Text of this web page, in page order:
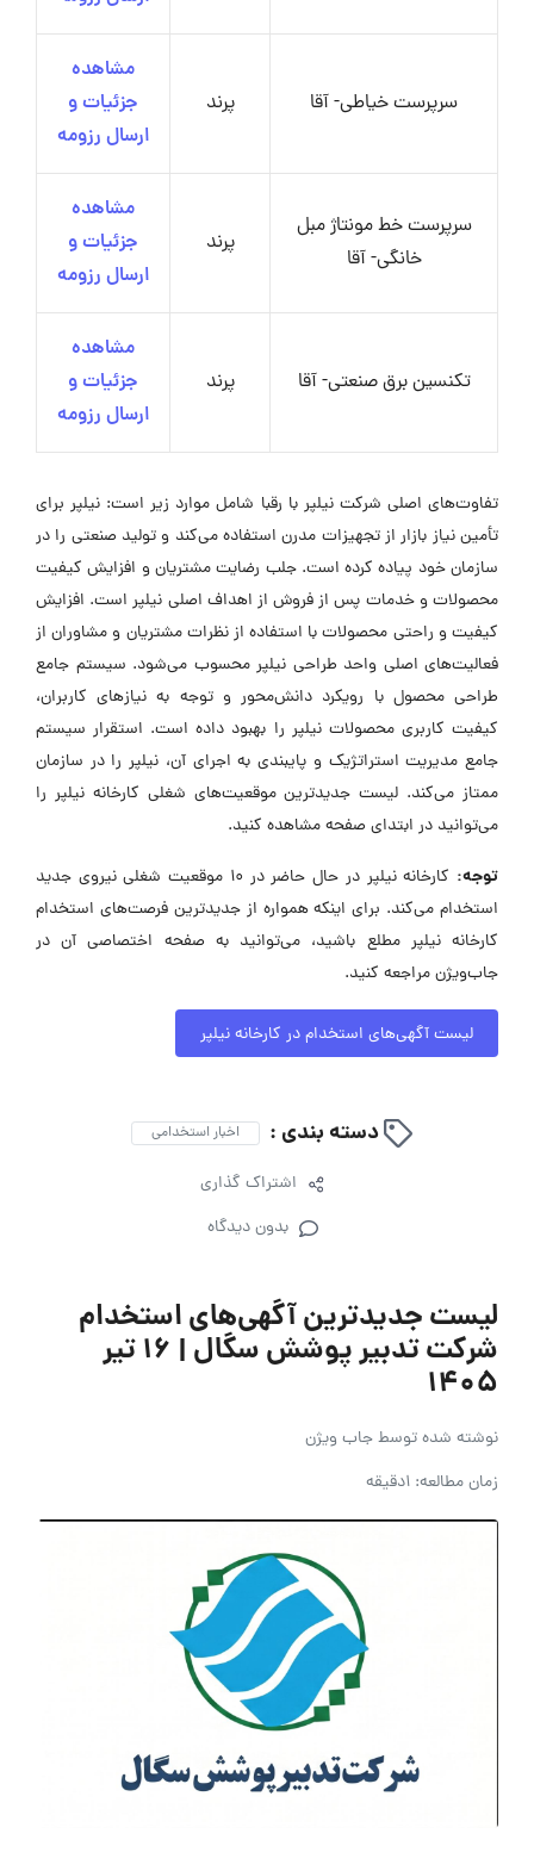
سرپرست خیاطی- آقا پرند
مشاهده
جزئیات و
ارسال رزومه
سرپرست خط مونتاژ مبل
خانگی- آقا
پرند
مشاهده
جزئیات و
ارسال رزومه
تکنسین برق صنعتی- آقا پرند
مشاهده
جزئیات و
ارسال رزومه
تفاوت‌های اصلی شرکت نیلپر با رقبا شامل موارد زیر است: نیلپر برای
تأمین نیاز بازار از تجهیزات مدرن استفاده می‌کند و تولید صنعتی را در
سازمان خود پیاده کرده است. جلب رضایت مشتریان و افزایش کیفیت
محصولات و خدمات پس از فروش از اهداف اصلی نیلپر است. افزایش
کیفیت و راحتی محصولات با استفاده از نظرات مشتریان و مشاوران از
فعالیت‌های اصلی واحد طراحی نیلپر محسوب می‌شود. سیستم جامع
طراحی محصول با رویکرد دانش‌محور و توجه به نیازهای کاربران،
کیفیت کاربری محصولات نیلپر را بهبود داده است. استقرار سیستم
جامع مدیریت استراتژیک و پایبندی به اجرای آن، نیلپر را در سازمان
ممتاز می‌کند. لیست جدیدترین موقعیت‌های شغلی کارخانه نیلپر را
می‌توانید در ابتدای صفحه مشاهده کنید.
توجه:
کارخانه نیلپر در حال حاضر در ۱۰ موقعیت شغلی نیروی جدید
استخدام می‌کند. برای اینکه همواره از جدیدترین فرصت‌های استخدام
کارخانه نیلپر مطلع باشید، می‌توانید به صفحه اختصاصی آن در
جاب‌ویژن مراجعه کنید.
لیست آگهی‌های استخدام در کارخانه نیلپر
دسته بندی : اخبار استخدامی
اشتراک گذاری
بدون دیدگاه
لیست جدیدترین آگهی‌های استخدام
شرکت تدبیر پوشش سگال | ۱۶ تیر
۱۴۰۵
نوشته شده توسطجاب ویژن
زمان مطالعه: 1دقیقه